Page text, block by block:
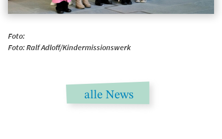
Foto:
Foto: Ralf Adloff/Kindermissionswerk
alle News